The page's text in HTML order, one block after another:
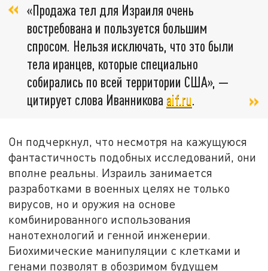
«Продажа тел для Израиля очень
востребована и пользуется большим
спросом. Нельзя исключать, что это были
тела иранцев, которые специально
собирались по всей территории США», —
цитирует слова Иванникова aif.ru.
Он подчеркнул, что несмотря на кажущуюся
фантастичность подобных исследований, они
вполне реальны. Израиль занимается
разработками в военных целях не только
вирусов, но и оружия на основе
комбинированного использования
нанотехнологий и генной инженерии.
Биохимические манипуляции с клетками и
генами позволят в обозримом будущем